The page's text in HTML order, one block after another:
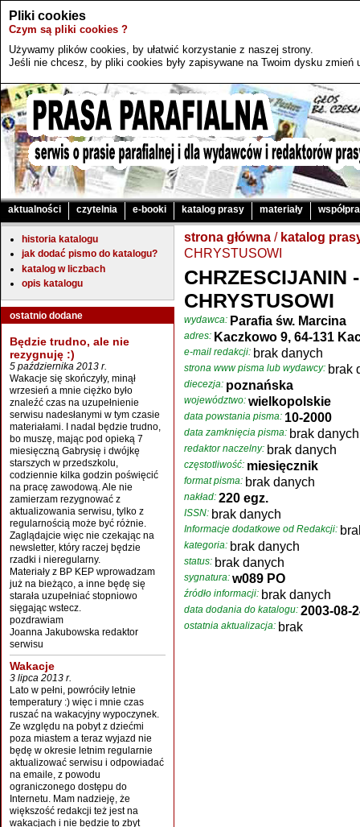
Pliki cookies
Czym są pliki cookies ?
Używamy plików cookies, by ułatwić korzystanie z naszej strony.
Jeśli nie chcesz, by pliki cookies były zapisywane na Twoim dysku zmień
aktualności czytelnia e-booki katalog prasy materiały
historia katalogu
jak dodać pismo do katalogu?
katalog w liczbach
opis katalogu
ostatnio dodane
Będzie trudno, ale nie
rezygnuję :)
5 października 2013 r.
Wakacje się skończyły, minął
wrzesień a mnie ciężko było
znaleźć czas na uzupełnienie
serwisu nadesłanymi w tym czasie
materiałami. I nadal będzie trudno,
bo muszę, mając pod opieką 7
miesięczną Gabrysię i dwójkę
starszych w przedszkolu,
codziennie kilka godzin poświęcić
na pracę zawodową. Ale nie
zamierzam rezygnować z
aktualizowania serwisu, tylko z
regularnością może być różnie.
Zaglądajcie więc nie czekając na
newsletter, który raczej będzie
rzadki i nieregularny.
Materiały z BP KEP wprowadzam
już na bieżąco, a inne będę się
starała uzupełniać stopniowo
sięgając wstecz.
pozdrawiam
Joanna Jakubowska redaktor
serwisu
Wakacje
3 lipca 2013 r.
Lato w pełni, powróciły letnie
temperatury :) więc i mnie czas
ruszać na wakacyjny wypoczynek.
Ze względu na pobyt z dziećmi
poza miastem a teraz wyjazd nie
będę w okresie letnim regularnie
aktualizować serwisu i odpowiadać
na emaile, z powodu
ograniczonego dostępu do
Internetu. Mam nadzieję, że
większość redakcji też jest na
wakacjach i nie będzie to zbyt
strona główna / katalog
CHRYSTUSOWI
CHRZESCIJANIN
CHRYSTUSOWI
wydawca: Parafia św. Marcina
adres: Kaczkowo 9, 64-131
e-mail redakcji: brak danych
strona www pisma lub wydawcy: brak
diecezja: poznańska
województwo: wielkopolskie
data powstania pisma: 10-2000
data zamknięcia pisma: brak danych
redaktor naczelny: brak danych
częstotliwość: miesięcznik
format pisma: brak danych
nakład: 220 egz.
ISSN: brak danych
Informacje dodatkowe od Redakcji:
kategoria: brak danych
status: brak danych
sygnatura: w089 PO
źródło informacji: brak danych
data dodania do katalogu: 2003-08-
ostatnia aktualizacja: brak